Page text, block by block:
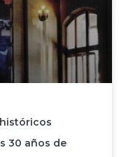
30 años de